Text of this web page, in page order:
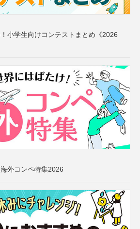
小学生向けコンテストまとめ《2026
外コンペ特集2026